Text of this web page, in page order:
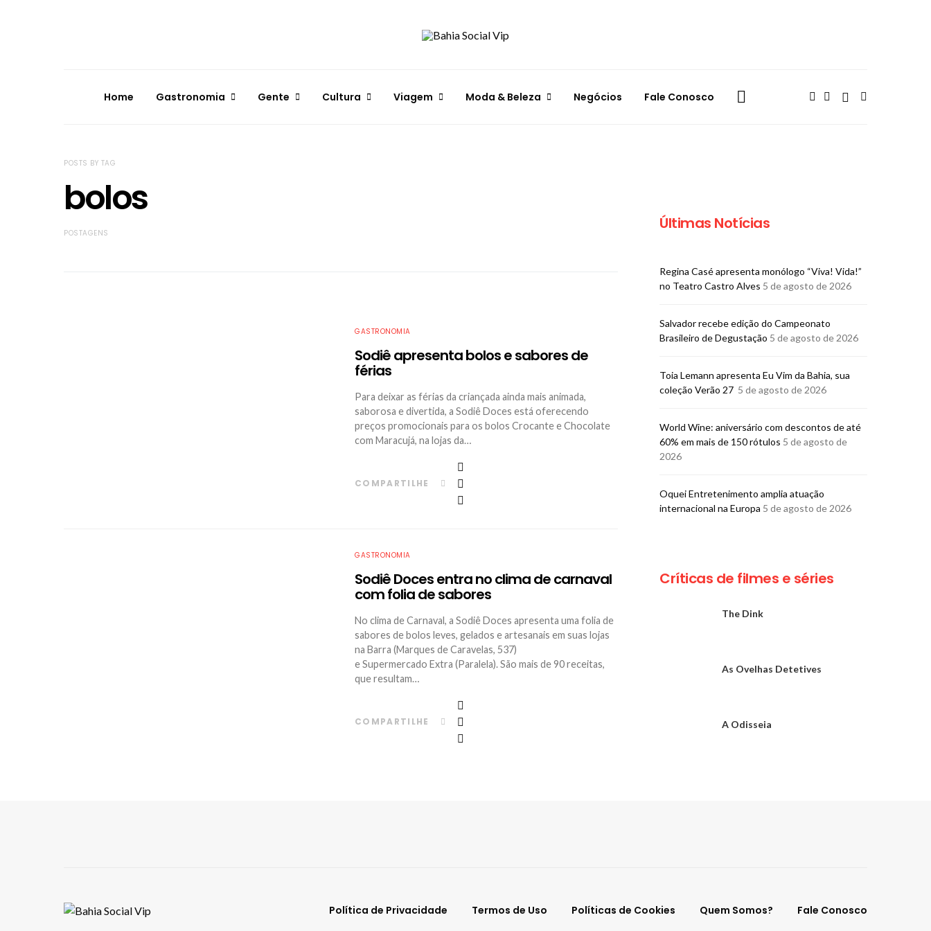
Home Gastronomia Gente Cultura Viagem Moda & Beleza Negócios Fale Conosco
POSTS BY TAG
bolos
POSTAGENS
GASTRONOMIA
Sodiê apresenta bolos e sabores de
férias
Para deixar as férias da criançada ainda mais animada,
saborosa e divertida, a Sodiê Doces está oferecendo
preços promocionais para os bolos Crocante e Chocolate
com Maracujá, na lojas da…
COMPARTILHE
GASTRONOMIA
Sodiê Doces entra no clima de carnaval
com folia de sabores
No clima de Carnaval, a Sodiê Doces apresenta uma folia de
sabores de bolos leves, gelados e artesanais em suas lojas
na Barra (Marques de Caravelas, 537)
e Supermercado Extra (Paralela). São mais de 90 receitas,
que resultam…
COMPARTILHE
Últimas Notícias
Regina Casé apresenta monólogo “Viva! Vida!”
no Teatro Castro Alves 5 de agosto de 2026
​Salvador recebe edição do Campeonato
Brasileiro de Degustação 5 de agosto de 2026
Toia Lemann apresenta Eu Vim da Bahia, sua
coleção Verão 27 5 de agosto de 2026
World Wine: aniversário com descontos de até
60% em mais de 150 rótulos 5 de agosto de
2026
Oquei Entretenimento amplia atuação
internacional na Europa 5 de agosto de 2026
Críticas de filmes e séries
The Dink
As Ovelhas Detetives
A Odisseia
Política de Privacidade Termos de Uso Políticas de Cookies Quem Somos? Fale Conosco